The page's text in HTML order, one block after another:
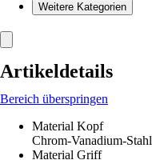
Weitere Kategorien
Artikeldetails
Bereich überspringen
Material Kopf
Chrom-Vanadium-Stahl
Material Griff